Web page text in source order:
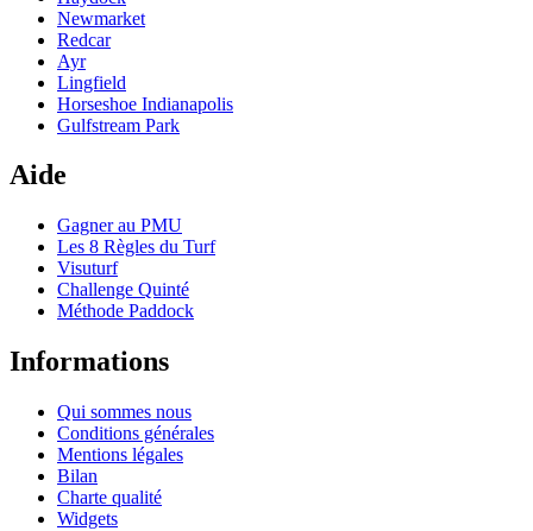
Newmarket
Redcar
Ayr
Lingfield
Horseshoe Indianapolis
Gulfstream Park
Aide
Gagner au PMU
Les 8 Règles du Turf
Visuturf
Challenge Quinté
Méthode Paddock
Informations
Qui sommes nous
Conditions générales
Mentions légales
Bilan
Charte qualité
Widgets